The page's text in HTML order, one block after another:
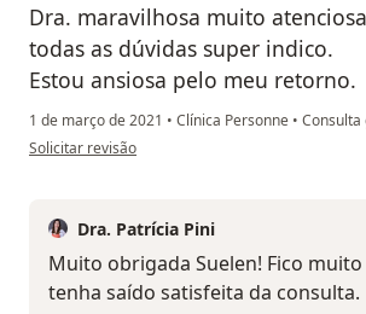
Dra. maravilhosa muito
todas as dúvidas super indico.
Estou ansiosa pelo meu retorno.
1 de março de 2021 • Clínica Personne • Consulta
na opinião do utilizador Suelen
Solicitar revisão
Dra. Patrícia Pini
Muito obrigada Suelen! Fico
tenha saído satisfeita da consulta.